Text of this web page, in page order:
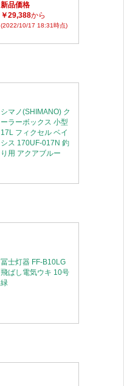
新品価格
￥29,388から
(2022/10/17 18:31時点)
シマノ(SHIMANO) ク
ーラーボックス 小型
17L フィクセル ベイ
シス 170UF-017N 釣
り用 アクアブルー
冨士灯器 FF-B10LG
飛ばし電気ウキ 10号
緑